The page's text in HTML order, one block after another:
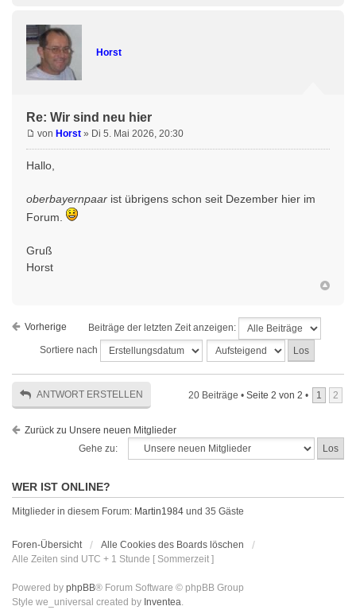
Horst
Re: Wir sind neu hier
von Horst » Di 5. Mai 2026, 20:30
Hallo,
oberbayernpaar ist übrigens schon seit Dezember hier im
Forum.
Gruß
Horst
Vorherige
Beiträge der letzten Zeit anzeigen:
Sortiere nach
ANTWORT ERSTELLEN 20 Beiträge • Seite 2 von 2 • 1 2
Zurück zu Unsere neuen Mitglieder
Gehe zu:
WER IST ONLINE?
Mitglieder in diesem Forum: Martin1984 und 35 Gäste
Foren-Übersicht
Alle Cookies des Boards löschen
Alle Zeiten sind UTC + 1 Stunde [ Sommerzeit ]
Powered by phpBB® Forum Software © phpBB Group
Style we_universal created by Inventea.